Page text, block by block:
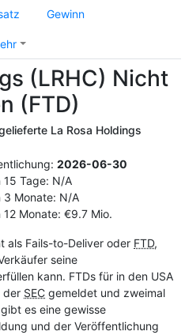
Gewinn
(LRHC) Nicht
(FTD)
La Rosa Holdings
2026-06-30
15 Tage: N/A
3 Monate: N/A
Monate: €9.7 Mio.
als Fails-to-Deliver oder FTD,
seine
kann. FTDs für in den USA
der SEC gemeldet und zweimal
es eine gewisse
und der Veröffentlichung